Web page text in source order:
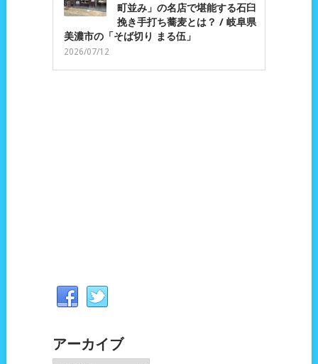
町並み」の名店で堪能する石臼
挽き手打ち蕎麦とは？ / 岐阜県
美濃市の「そば切り まる伍」
2026/07/12
アーカイブ